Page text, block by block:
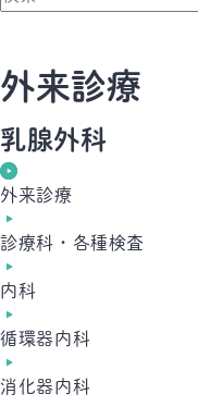
外来診療
乳腺外科
外来診療
診療科・各種検査
内科
循環器内科
消化器内科